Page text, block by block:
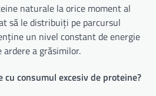
naturale la orice moment al
să le distribuiți pe parcursul
un nivel constant de energie
ardere a grăsimilor.
consumul excesiv de proteine?